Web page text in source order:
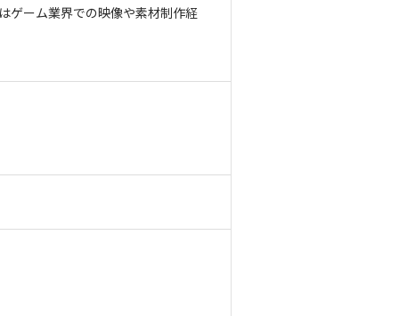
ゲーム業界での映像や素材制作経